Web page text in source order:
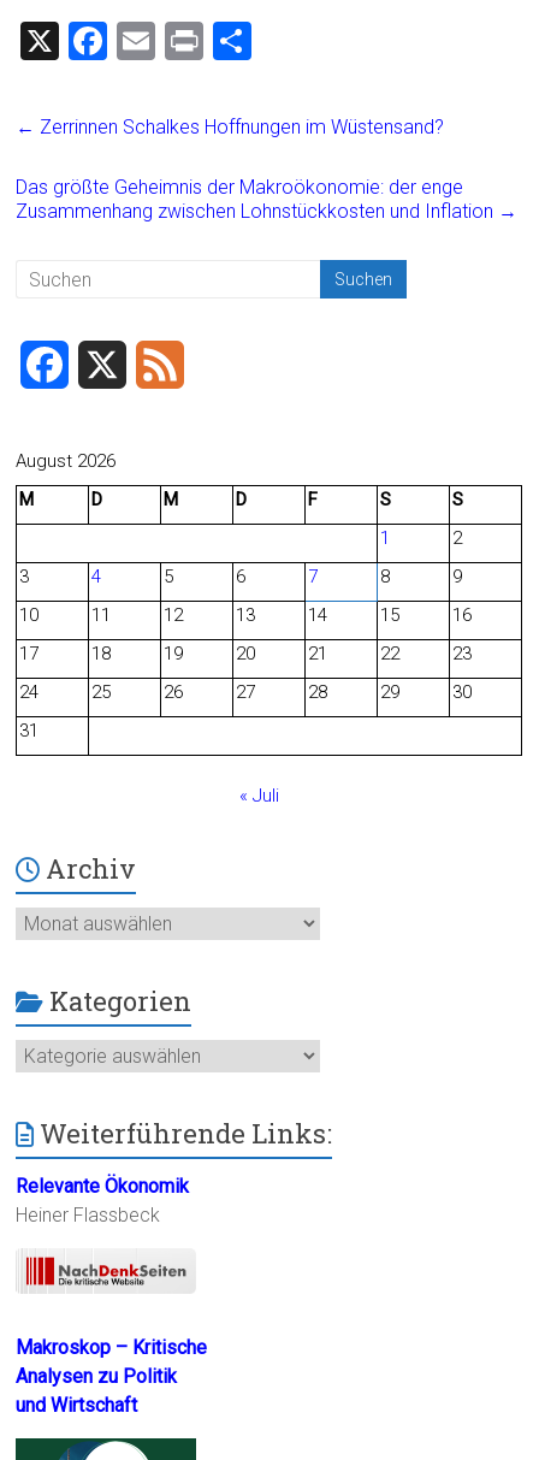
X
F
ce
o
ok
E
ai
Pr
t
e
← Zerrinnen Schalkes Hoffnungen im Wüstensand?
Das größte Geheimnis der Makroökonomie: der enge
Zusammenhang zwischen Lohnstückkosten und Inflation →
c
b
o
August 2026
M
D M D F S
S
1
2
3
4 5 6 7 8
9
10
11 12 13 14 15
16
17
18 19 20 21 22
23
24
25 26 27 28 29
30
31
« Juli
Archiv
Archiv
Kategorien
Kategorien
Weiterführende Links:
Relevante Ökonomik
Heiner Flassbeck
Makroskop – Kritische
Analysen zu Politik
und Wirtschaft